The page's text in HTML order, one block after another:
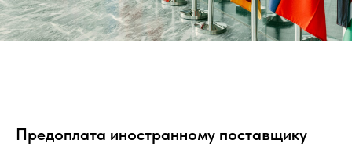
Предоплата иностранному поставщику